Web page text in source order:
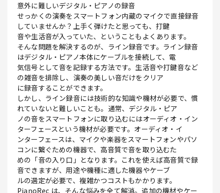
意外に難しいデジタル・ピアノの録音
せっかくの演奏をスマートフォン内蔵のマイクで直接録音
していませんか？上手く弾けたと思っても、打鍵
音や生活音が入っていた、ということもよくあります。
そんな問題を解決するのが、ライン録音です。ライン録音
はデジタル・ピアノ本体にケーブルを接続して、電
気信号として音を記録する方法です。生活音や打鍵音など
の雑音を排除し、演奏の美しい音だけをクリア
に録音することができます。
しかし、ライン録音には技術的な知識や機材が必要で、慣
れていないと難しいことも。通常、デジタル・ピア
ノの音をスマートフォンに取り込むにはオーディオ・イン
ターフェースという機材が必要です。オーディオ・イ
ンターフェースは、マイクや楽器をスマートフォンやパソ
コンに繋ぐための機器で、高音質で音を取り込むた
めの「音の入り口」となります。これを使えば高音質で録
音できますが、用途や機種に適した機器やケーブ
ルの選定が必要で、複雑かつコストもかかります。
PianoRec は、そんな悩みを全て解消。追加の機材やケー